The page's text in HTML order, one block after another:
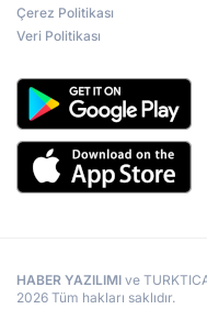
Çerez Politikası
Veri Politikası
HABER YAZILIMI ve
2026 Tüm hakları saklıdır.